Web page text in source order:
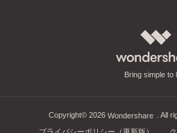
Bring simple to
Copyright© 2026 Wondershare . All